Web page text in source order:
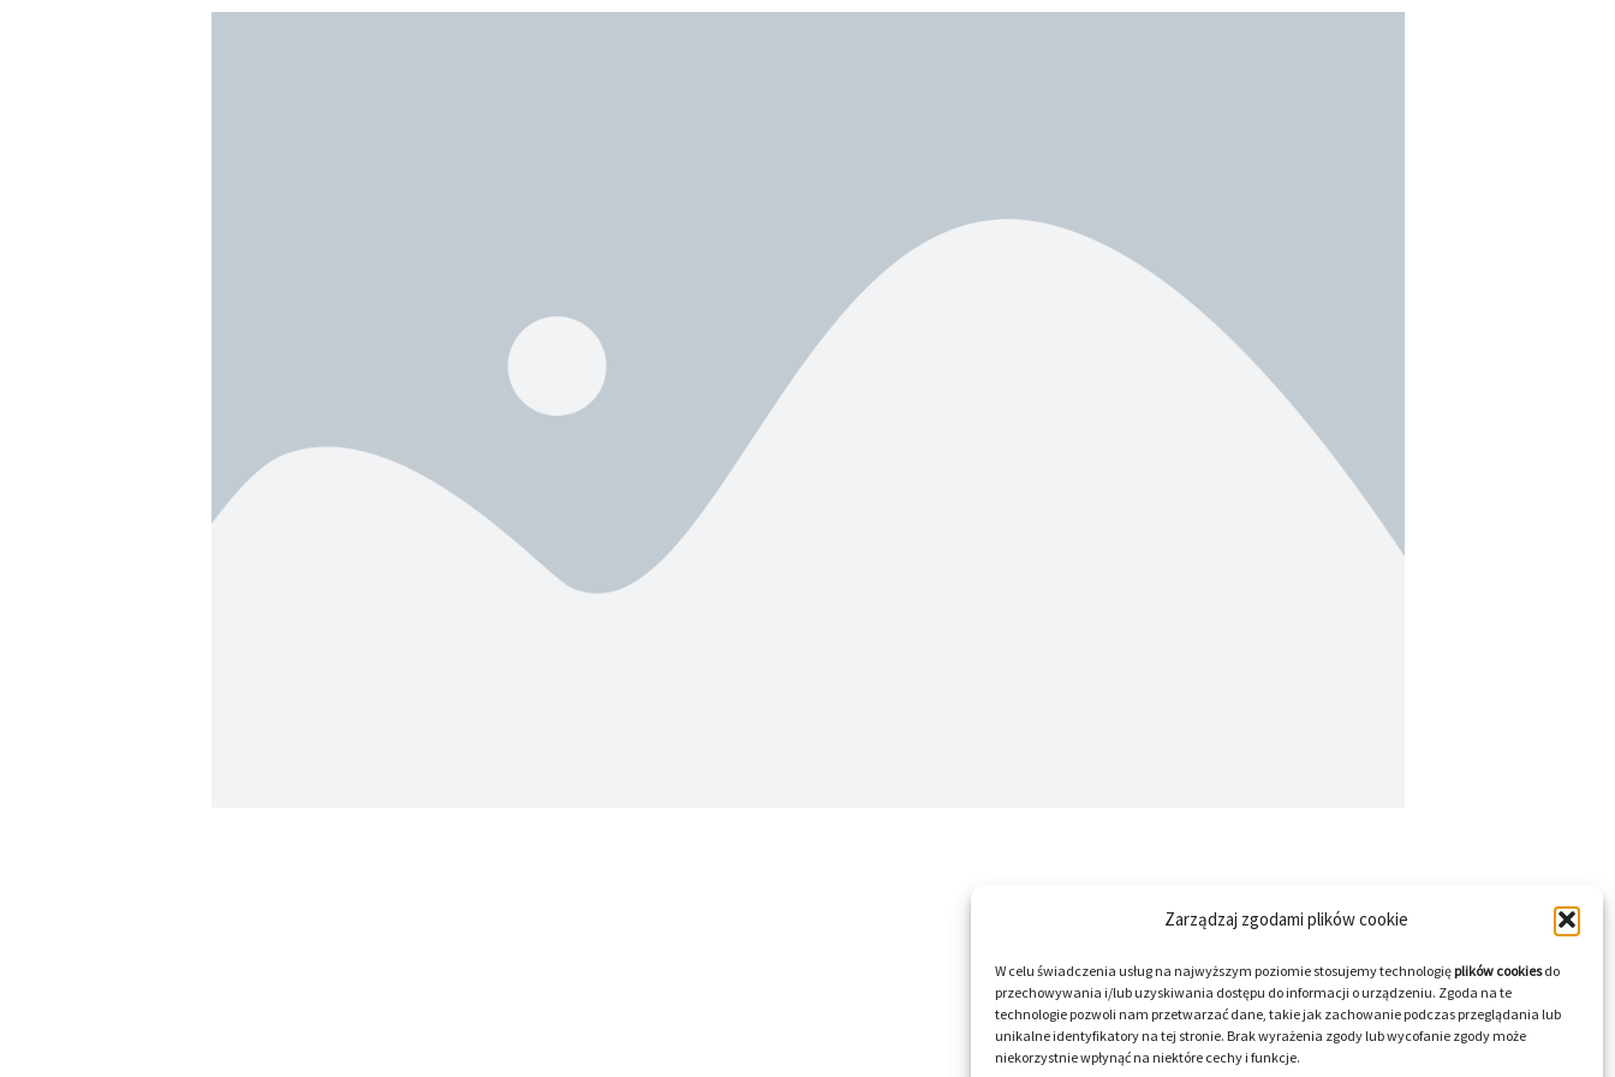
Zarządzaj zgodami plików cookie
W celu świadczenia usług na najwyższym poziomie stosujemy technologię plików cookiesdo
przechowywania i/lub uzyskiwania dostępu do informacji o urządzeniu. Zgoda na te
technologie pozwoli nam przetwarzać dane, takie jak zachowanie podczas przeglądania lub
unikalne identyfikatory na tej stronie. Brak wyrażenia zgody lub wycofanie zgody może
niekorzystnie wpłynąć na niektóre cechy i funkcje.